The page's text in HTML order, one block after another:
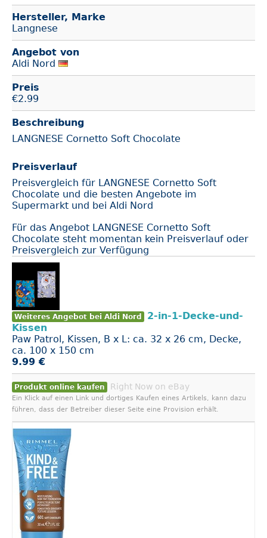
Hersteller, Marke
Langnese
Angebot von
Aldi Nord
Preis
€2.99
Beschreibung
LANGNESE Cornetto Soft Chocolate
Preisverlauf
Preisvergleich für LANGNESE Cornetto Soft
Chocolate und die besten Angebote im
Supermarkt und bei Aldi Nord
Für das Angebot LANGNESE Cornetto Soft
Chocolate steht momentan kein Preisverlauf oder
Preisvergleich zur Verfügung
Weiteres Angebot bei Aldi Nord
2-in-1-Decke-und-
Kissen
Paw Patrol, Kissen, B x L: ca. 32 x 26 cm, Decke,
ca. 100 x 150 cm
9.99 €
Produkt online kaufen Right Now on eBay
Ein Klick auf einen Link und dortiges Kaufen eines Artikels, kann dazu
führen, dass der Betreiber dieser Seite eine Provision erhält.